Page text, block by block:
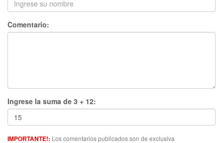
Comentario:
Ingrese la suma de 3 + 12:
IMPORTANTE!: Los comentarios publicados son de exclusiva